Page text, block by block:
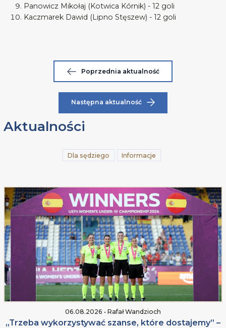
Panowicz Mikołaj (Kotwica Kórnik) - 12 goli
Kaczmarek Dawid (Lipno Stęszew) - 12 goli
Poprzednia aktualność
Następna aktualność
Aktualności
Dla sędziego Informacje
06.08.2026 • Rafał Wandzioch
„Trzeba wykorzystywać szanse, które dostajemy” –